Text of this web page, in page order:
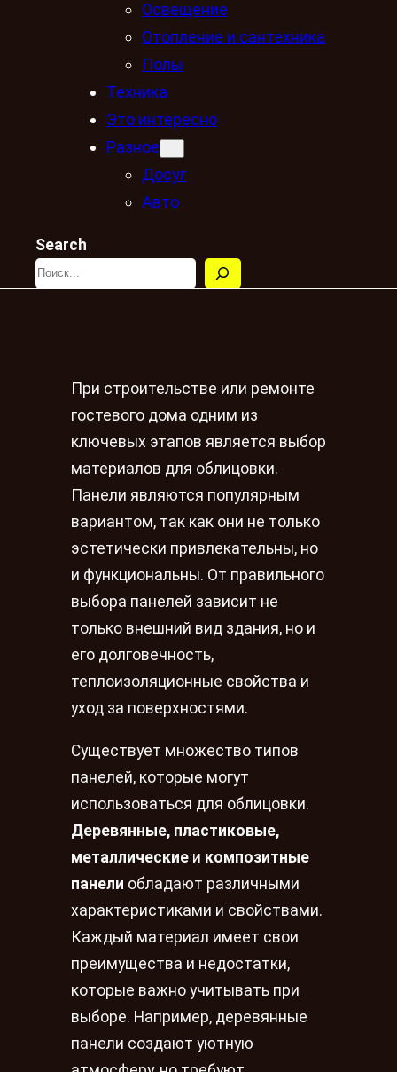
Освещение
Отопление и сантехника
Полы
Техника
Это интересно
Разное
Досуг
Авто
Search
При строительстве или ремонте
гостевого дома одним из
ключевых этапов является выбор
материалов для облицовки.
Панели являются популярным
вариантом, так как они не только
эстетически привлекательны, но
и функциональны. От правильного
выбора панелей зависит не
только внешний вид здания, но и
его долговечность,
теплоизоляционные свойства и
уход за поверхностями.
Существует множество типов
панелей, которые могут
использоваться для облицовки.
Деревянные, пластиковые,
металлические и композитные
панели обладают различными
характеристиками и свойствами.
Каждый материал имеет свои
преимущества и недостатки,
которые важно учитывать при
выборе. Например, деревянные
панели создают уютную